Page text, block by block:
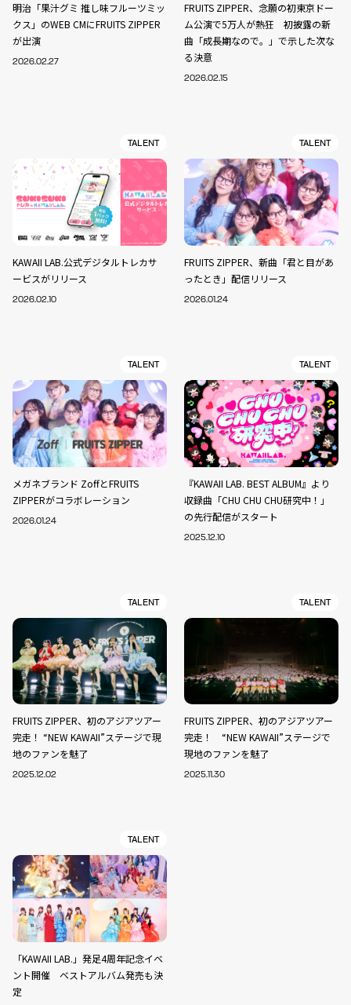
明治「果汁グミ 推し味フルーツミッ
クス」のWEB CMにFRUITS ZIPPER
が出演
2026.02.27
FRUITS ZIPPER、念願の初東京ドー
ム公演で5万人が熱狂 初披露の新
曲「成長期なので。」で示した次な
る決意
2026.02.15
TALENT
KAWAII LAB.公式デジタルトレカサ
ービスがリリース
2026.02.10
TALENT
FRUITS ZIPPER、新曲「君と目があ
ったとき」配信リリース
2026.01.24
TALENT
メガネブランド ZoffとFRUITS
ZIPPERがコラボレーション
2026.01.24
TALENT
『KAWAII LAB. BEST ALBUM』より
収録曲「CHU CHU CHU研究中！」
の先行配信がスタート
2025.12.10
TALENT
FRUITS ZIPPER、初のアジアツアー
完走！ “NEW KAWAII”ステージで現
地のファンを魅了
2025.12.02
TALENT
FRUITS ZIPPER、初のアジアツアー
完走！ “NEW KAWAII”ステージで
現地のファンを魅了
2025.11.30
TALENT
「KAWAII LAB.」発足4周年記念イベ
ント開催 ベストアルバム発売も決
定